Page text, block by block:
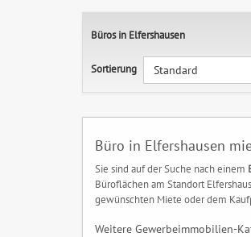
Büros in Elfershausen
Sortierung Standard
Büro in Elfershausen
Sie sind auf der Suche nach einem
Büroflächen am Standort
gewünschten Miete oder dem
Weitere Gewerbeimmobilien-